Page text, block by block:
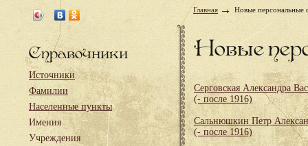
Справочники
Источники
Фамилии
Населенные пункты
Имения
Учреждения
Главная Новые персональные
Новые
Серговская Александра
(- после 1916)
Сальнюшкин Петр
(- после 1916)